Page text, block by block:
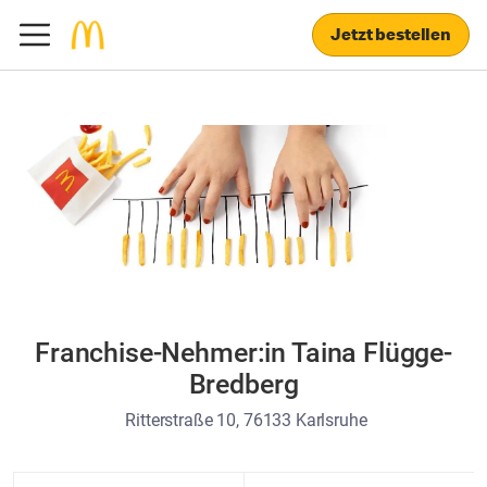
Jetzt bestellen
Franchise-Nehmer:in Taina Flügge-
Bredberg
Ritterstraße 10, 76133 Karlsruhe